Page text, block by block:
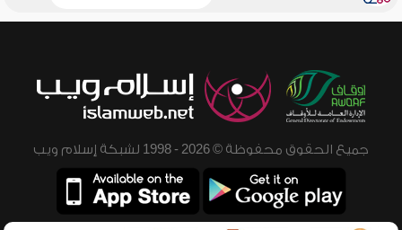
جميع الحقوق محفوظة © 2026 - 1998 لشبكة إسلام ويب